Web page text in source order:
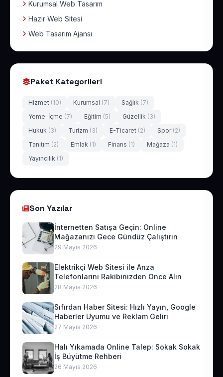
Kurumsal Web Tasarım
Hazır Web Sitesi
Web Tasarım Ajansı
Paket Kategorileri
Hizmet (10) Kurumsal (7) Sağlık (7)
Yeme-İçme (7) Eğitim (5) Güzellik (3)
Hukuk (3) Turizm (3) E-Ticaret (2) Spor (2)
Tanıtım (2) Emlak (1) Finans (1) Mağaza (1)
Yayıncılık (1)
Son Yazılar
İnternetten Satışa Geçin: Online
Mağazanızı Gece Gündüz Çalıştırın
29 Mayıs 2026
Elektrikçi Web Sitesi ile Arıza
Telefonlarını Rakibinizden Önce Alın
28 Mayıs 2026
Sıfırdan Haber Sitesi: Hızlı Yayın, Google
Haberler Uyumu ve Reklam Geliri
27 Mayıs 2026
Halı Yıkamada Online Talep: Sokak Sokak
İş Büyütme Rehberi
26 Mayıs 2026